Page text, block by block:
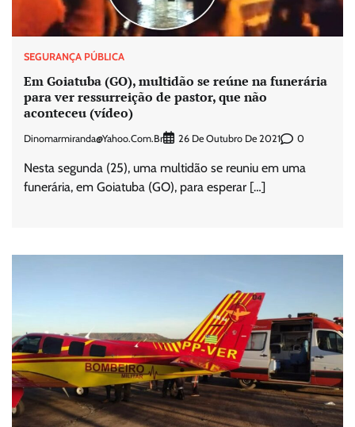
SEGURANÇA PÚBLICA
Em Goiatuba (GO), multidão se reúne na funerária
para ver ressurreição de pastor, que não
aconteceu (vídeo)
Dinomarmiranda@yahoo.com.br 26 De Outubro De 2021 0
Nesta segunda (25), uma multidão se reuniu em uma
funerária, em Goiatuba (GO), para esperar […]